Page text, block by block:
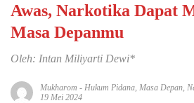
Awas, Narkotika Dapat
Masa Depanmu
Oleh: Intan Miliyarti Dewi*
Mukharom - Hukum Pidana Masa Depan
19 Mei 2024